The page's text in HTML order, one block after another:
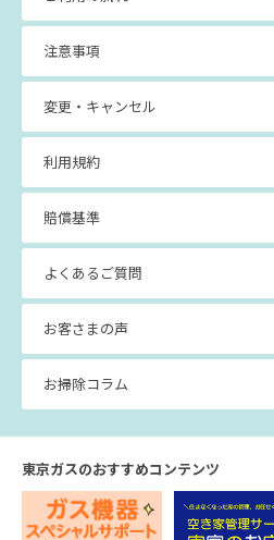
注意事項
変更・キャンセル
利用規約
賠償基準
よくあるご質問
お客さまの声
お掃除コラム
東京ガスのおすすめコンテンツ